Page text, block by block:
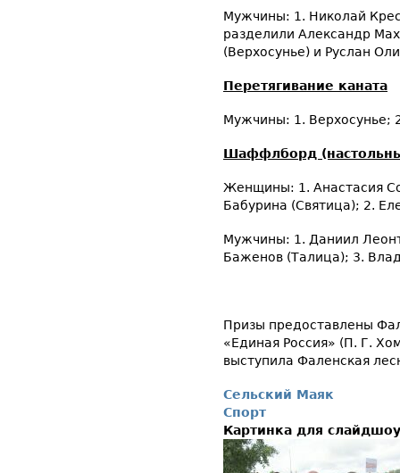
Мужчины: 1. Николай
разделили Александр
(Верхосунье) и Руслан
Перетягивание каната
Мужчины: 1. Верхосунье;
Шаффлборд
Женщины: 1. Анастасия
Бабурина (Святица); 2.
Мужчины: 1. Даниил
Баженов (Талица); 3.
Призы предоставлены
«Единая Россия» (П. Г.
выступила Фаленская
Сельский Маяк
Спорт
Картинка для